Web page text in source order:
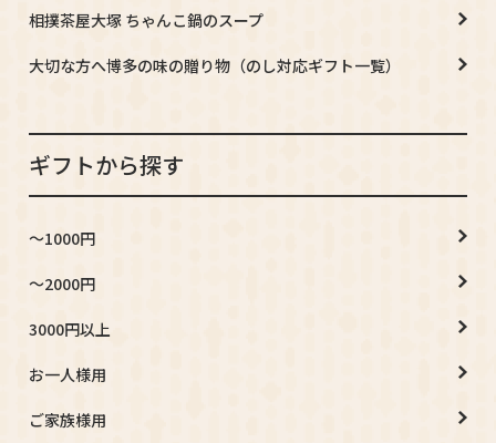
相撲茶屋大塚 ちゃんこ鍋のスープ
大切な方へ博多の味の贈り物（のし対応ギフト一覧）
ギフトから探す
～1000円
～2000円
3000円以上
お一人様用
ご家族様用